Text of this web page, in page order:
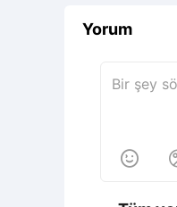
Yorum
